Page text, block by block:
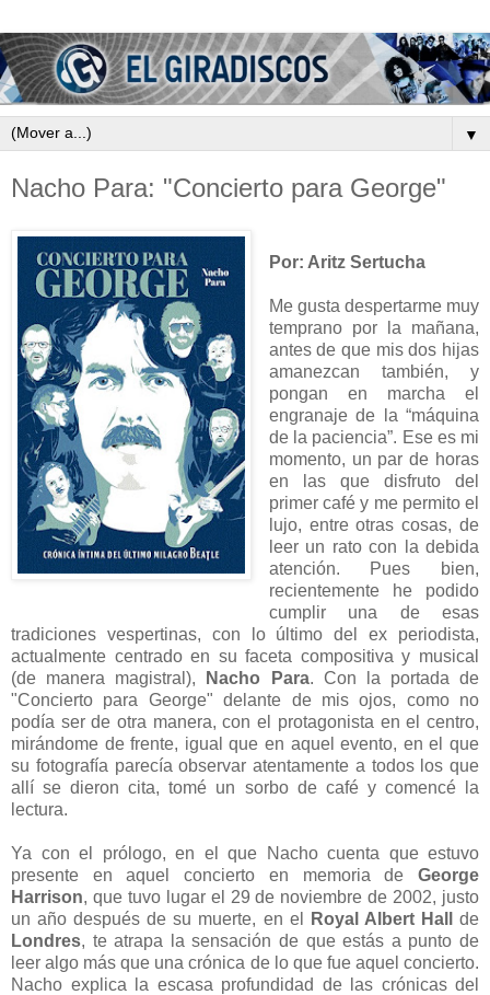
▼
Nacho Para: "Concierto para George"
Por: Aritz Sertucha
Me gusta despertarme muy
temprano por la mañana,
antes de que mis dos hijas
amanezcan también, y
pongan en marcha el
engranaje de la “máquina
de la paciencia”. Ese es mi
momento, un par de horas
en las que disfruto del
primer café y me permito el
lujo, entre otras cosas, de
leer un rato con la debida
atención. Pues bien,
recientemente he podido
cumplir una de esas
tradiciones vespertinas, con lo último del ex periodista,
actualmente centrado en su faceta compositiva y musical
(de manera magistral),
Nacho Para. Con la portada de
"Concierto para George" delante de mis ojos, como no
podía ser de otra manera, con el protagonista en el centro,
mirándome de frente, igual que en aquel evento, en el que
su fotografía parecía observar atentamente a todos los que
allí se dieron cita, tomé un sorbo de café y comencé la
lectura.
Ya con el prólogo, en el que Nacho cuenta que estuvo
presente en aquel concierto en memoria de George
Harrison, que tuvo lugar el 29 de noviembre de 2002, justo
un año después de su muerte, en el
Royal Albert Hall
de
Londres, te atrapa la sensación de que estás a punto de
leer algo más que una crónica de lo que fue aquel concierto.
Nacho explica la escasa profundidad de las crónicas del